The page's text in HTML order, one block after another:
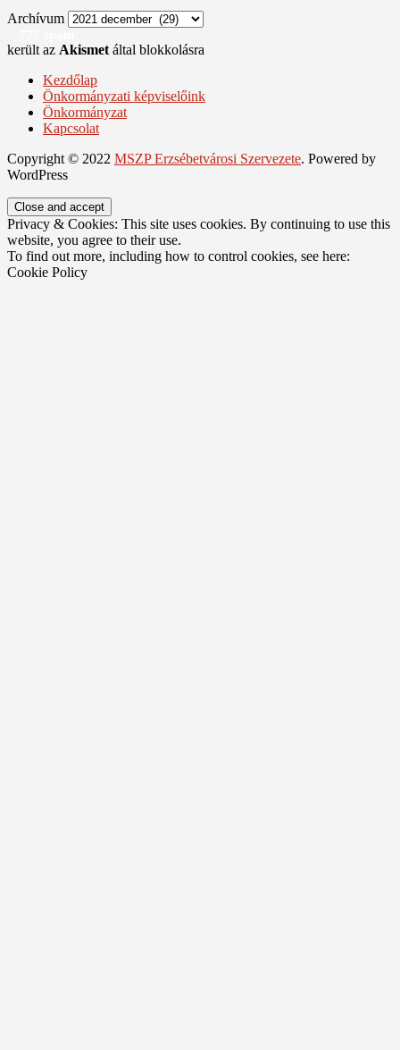
Archívum
került az Akismet által blokkolásra
Kezdőlap
Önkormányzati képviselőink
Önkormányzat
Kapcsolat
Copyright © 2022 MSZP Erzsébetvárosi Szervezete. Powered by
WordPress
Privacy & Cookies: This site uses cookies. By continuing to use this
website, you agree to their use.
To find out more, including how to control cookies, see here:
Cookie Policy